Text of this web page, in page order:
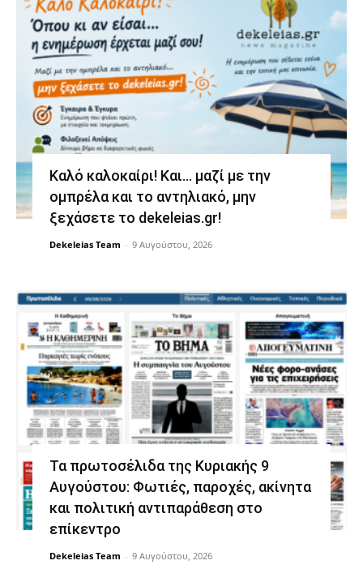
Καλό καλοκαίρι! Και… μαζί με την
ομπρέλα και το αντηλιακό, μην
ξεχάσετε το dekeleias.gr!
Dekeleias Team - 9 Αυγούστου, 2026
Τα πρωτοσέλιδα της Κυριακής 9
Αυγούστου: Φωτιές, παροχές, ακίνητα
και πολιτική αντιπαράθεση στο
επίκεντρο
Dekeleias Team - 9 Αυγούστου, 2026